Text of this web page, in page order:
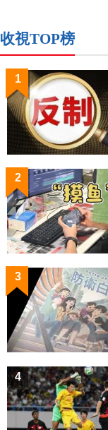
收視TOP榜
1
2
3
4